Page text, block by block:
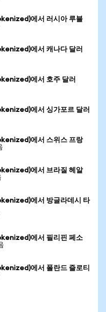
에서 러시아 루블
에서 캐나다 달러
에서 호주 달러
에서 싱가포르 달러
에서 스위스 프랑
에서 브라질 헤알
에서 방글라데시 타
에서 필리핀 페소
에서 폴란드 즐로티